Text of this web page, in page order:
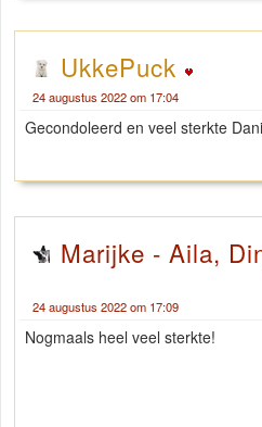
UkkePuck
24 augustus 2022 om 17:04
Gecondoleerd en veel sterkte
Marijke - Aila,
24 augustus 2022 om 17:09
Nogmaals heel veel sterkte!